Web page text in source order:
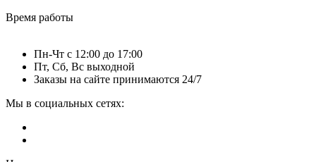
Время работы
Пн-Чт c 12:00 до 17:00
Пт, Сб, Вс выходной
Заказы на сайте принимаются 24/7
Мы в социальных сетях: